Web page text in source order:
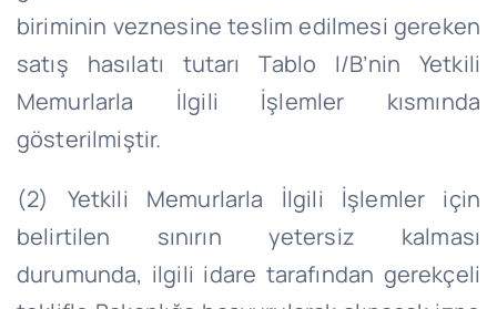
biriminin veznesine teslim edilmesi gereken
satış hasılatı tutarı Tablo I/B’nin Yetkili
Memurlarla İlgili İşlemler kısmında
gösterilmiştir.
(2) Yetkili Memurlarla İlgili İşlemler için
belirtilen sınırın yetersiz kalması
durumunda, ilgili idare tarafından gerekçeli